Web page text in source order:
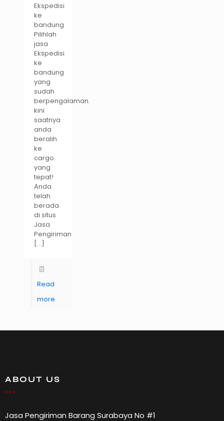
Ekspedisi
ke
bandung
Pilihlah
jasa
Ekspedisi
ke
bandung
yang
sudah
berpengalaman.
kini
saatnya
anda
beralih
ke
cargo
yang
tepat!
Anda
telah
berada
di situs
Jasa
Pengiriman
[…]
Read
more
ABOUT US
Jasa Pengiriman Barang Surabaya No #1